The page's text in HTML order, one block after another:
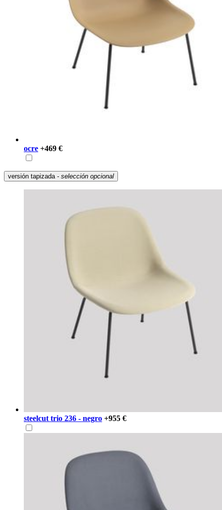
ocre +469 €
versión tapizada - selección opcional
steelcut trio 236 - negro +955 €